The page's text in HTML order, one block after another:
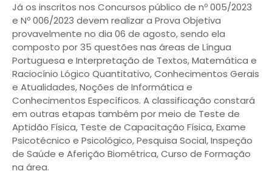
Já os inscritos nos Concursos público de nº 005/2023
e Nº 006/2023 devem realizar a Prova Objetiva
provavelmente no dia 06 de agosto, sendo ela
composto por 35 questões nas áreas de Língua
Portuguesa e Interpretação de Textos, Matemática e
Raciocínio Lógico Quantitativo, Conhecimentos Gerais
e Atualidades, Noções de Informática e
Conhecimentos Específicos. A classificação constará
em outras etapas também por meio de Teste de
Aptidão Física, Teste de Capacitação Física, Exame
Psicotécnico e Psicológico, Pesquisa Social, Inspeção
de Saúde e Aferição Biométrica, Curso de Formação
na área.